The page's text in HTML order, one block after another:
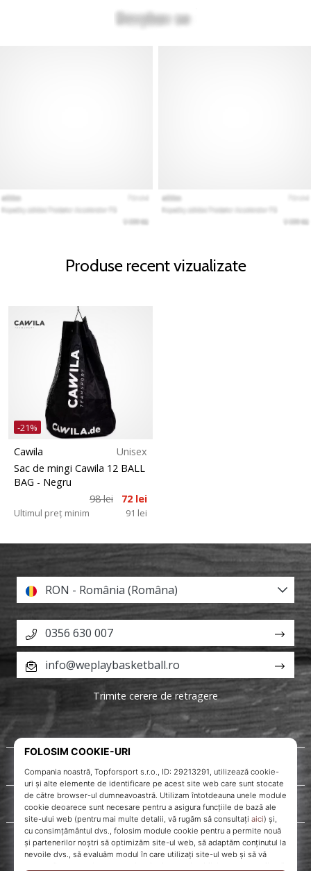
Produse recent vizualizate
-21%
Cawila
Unisex
Sac de mingi Cawila 12 BALL
BAG - Negru
98 lei
72 lei
Ultimul preț minim 91 lei
Despre noi
Servicii clienți
RON - România (Româna)
0356 630 007
info@weplaybasketball.ro
Trimite cerere de retragere